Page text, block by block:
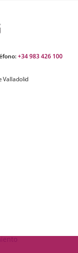
+34 983 426 100
Valladolid